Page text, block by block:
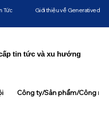
tin tức và xu hướng
Tức Giới thiệu về Generatived
Công ty/Sản phẩm/Công